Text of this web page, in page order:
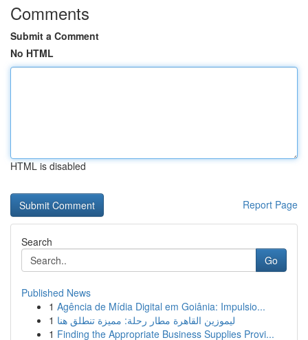
Comments
Submit a Comment
No HTML
HTML is disabled
Report Page
Search
Go
Published News
1 Agência de Mídia Digital em Goiânia: Impulsio...
1 ليموزين القاهرة مطار رحلة: مميزة تنطلق هنا
1 Finding the Appropriate Business Supplies Provi...